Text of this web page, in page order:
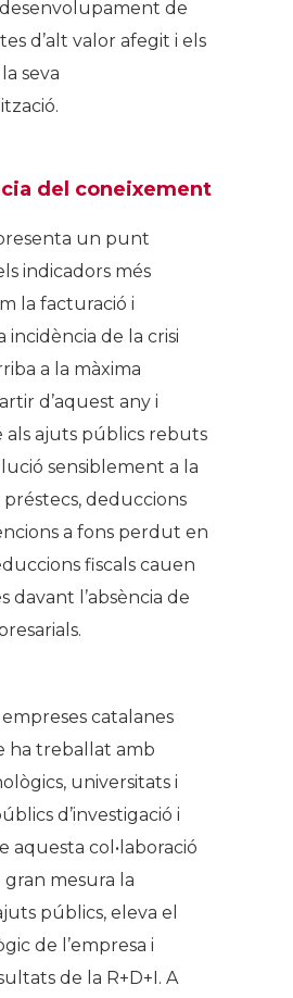
de
d’alt valor afegit i els
seva
del coneixement
un punt
indicadors més
la facturació i
incidència de la crisi
a la màxima
d’aquest any i
als ajuts públics rebuts
sensiblement a la
deduccions
a fons perdut en
fiscals cauen
davant l’absència de
empreses catalanes
ha treballat amb
universitats i
d’investigació i
aquesta col•laboració
mesura la
públics, eleva el
de l’empresa i
de la R+D+I. A